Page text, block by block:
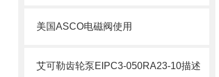
美国ASCO电磁阀使用
艾可勒齿轮泵EIPC3-050RA23-10描述